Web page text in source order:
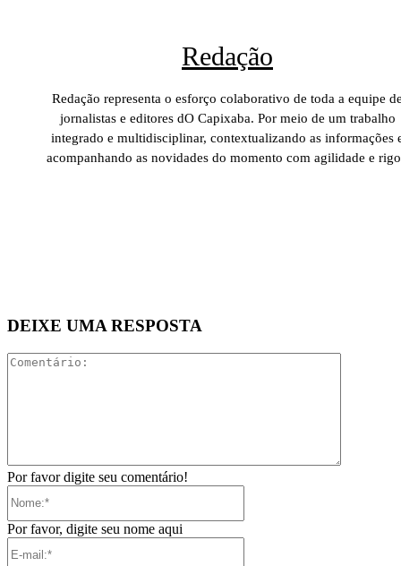
Redação
Redação representa o esforço colaborativo de toda a equipe
jornalistas e editores dO Capixaba. Por meio de um trabalho
integrado e multidisciplinar, contextualizando as informações
acompanhando as novidades do momento com agilidade e
DEIXE UMA RESPOSTA
Por favor digite seu comentário!
Por favor, digite seu nome aqui